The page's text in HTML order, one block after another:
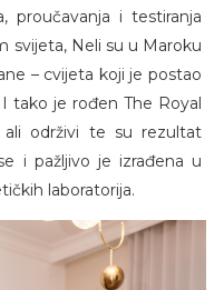
proučavanja i testiranja
svijeta, Neli su u Maroku
– cvijeta koji je postao
tako je rođen The Royal
ali održivi te su rezultat
i pažljivo je izrađena u
laboratorija.